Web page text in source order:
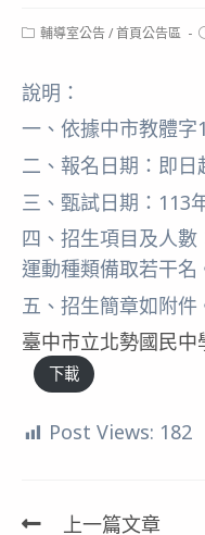
Post輔導室公告/首頁公告區
說明：
一、依據中市教體字
二、報名日期：即日
三、甄試日期：113
四、招生項目及人
運動種類備取若干名
五、招生簡章如附件
臺中市立北勢國民
下載
Post Views: 182
上一篇文章